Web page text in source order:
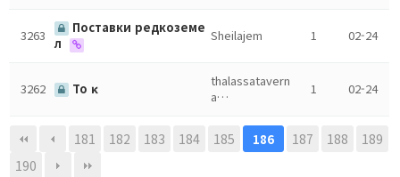
3263
Поставки редкоземе
л
Sheilajem 1 02-24
3262 Το κ
thalassatavern
a…
1 02-24
181 182 183 184 185 186 187 188
189
190